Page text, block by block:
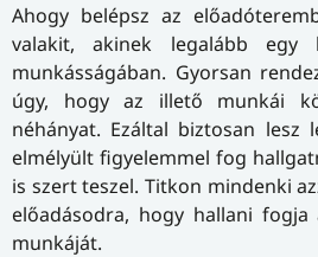
Ahogy belépsz az
valakit, akinek legalább
munkásságában. Gyorsan
úgy, hogy az illető munkái
néhányat. Ezáltal biztosan lesz
elmélyült figyelemmel fog
is szert teszel. Titkon mindenki
előadásodra, hogy hallani
munkáját.